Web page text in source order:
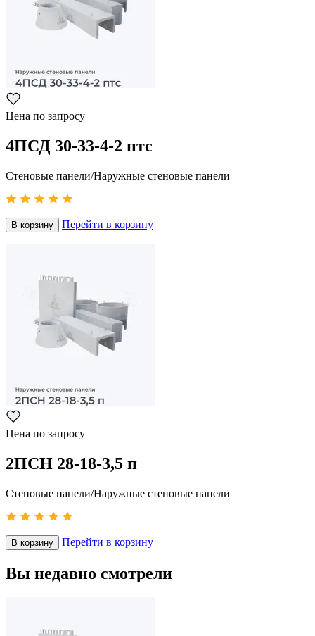
Цена по запросу
4ПСД 30-33-4-2 птс
Стеновые панели/Наружные стеновые панели
В корзину Перейти в корзину
Цена по запросу
2ПСН 28-18-3,5 п
Стеновые панели/Наружные стеновые панели
В корзину Перейти в корзину
Вы недавно смотрели